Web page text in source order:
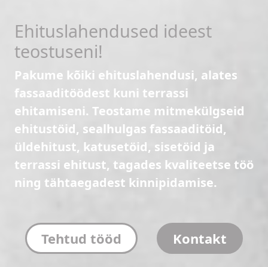
Ehituslahendused ideest
teostuseni!
Pakume kõiki ehituslahendusi, alates
fassaaditöödest kuni terrassi
ehitamiseni. Teostame mitmekülgseid
ehitustöid, sealhulgas fassaaditöid,
üldehitust, katusetöid, sisetöid ja
terrassi ehitust, tagades kvaliteetse töö
ning tähtaegadest kinnipidamise.
Tehtud tööd Kontakt